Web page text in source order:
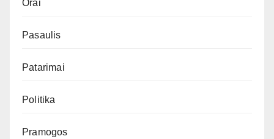
Orai
Pasaulis
Patarimai
Politika
Pramogos